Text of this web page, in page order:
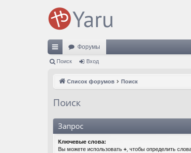
с
и
Форумы
Поиск Вход
Список форумов Поиск
Поиск
Запрос
Ключевые слова:
Вы можете использовать + , чтобы определить